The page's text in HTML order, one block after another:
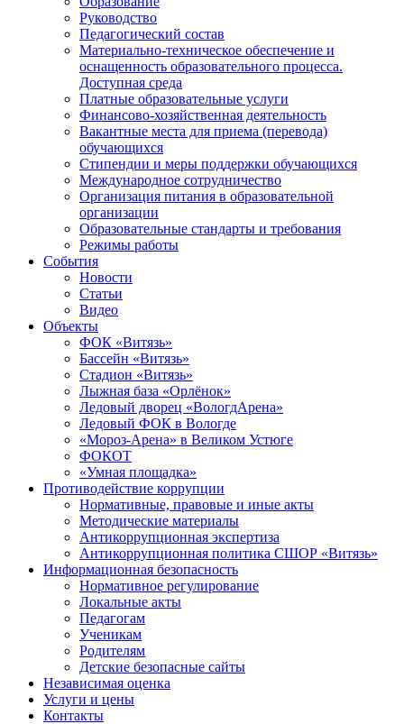
Руководство
Педагогический состав
Материально-техническое обеспечение и
оснащенность образовательного процесса.
Доступная среда
Платные образовательные услуги
Финансово-хозяйственная деятельность
Вакантные места для приема (перевода)
обучающихся
Стипендии и меры поддержки обучающихся
Международное сотрудничество
Организация питания в образовательной
организации
Образовательные стандарты и требования
Режимы работы
События
Новости
Статьи
Видео
Объекты
ФОК «Витязь»
Бассейн «Витязь»
Стадион «Витязь»
Лыжная база «Орлёнок»
Ледовый дворец «ВологдАрена»
Ледовый ФОК в Вологде
«Мороз-Арена» в Великом Устюге
ФОКОТ
«Умная площадка»
Противодействие коррупции
Нормативные, правовые и иные акты
Методические материалы
Антикоррупционная экспертиза
Антикоррупционная политика СШОР «Витязь»
Информационная безопасность
Нормативное регулирование
Локальные акты
Педагогам
Ученикам
Родителям
Детские безопасные сайты
Независимая оценка
Услуги и цены
Контакты